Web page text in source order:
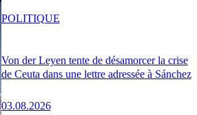
Von der Leyen tente de désamorcer la crise
de Ceuta dans une lettre adressée à Sánchez
03.08.2026
POLITIQUE